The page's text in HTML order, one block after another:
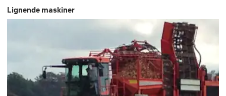
Lignende maskiner